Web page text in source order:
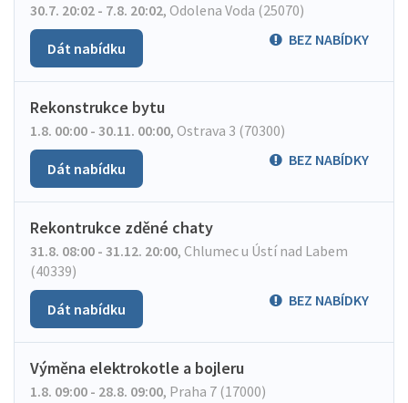
30.7. 20:02 - 7.8. 20:02, Odolena Voda (25070)
BEZ NABÍDKY
Dát nabídku
Rekonstrukce bytu
1.8. 00:00 - 30.11. 00:00, Ostrava 3 (70300)
BEZ NABÍDKY
Dát nabídku
Rekontrukce zděné chaty
31.8. 08:00 - 31.12. 20:00, Chlumec u Ústí nad Labem
(40339)
BEZ NABÍDKY
Dát nabídku
Výměna elektrokotle a bojleru
1.8. 09:00 - 28.8. 09:00, Praha 7 (17000)